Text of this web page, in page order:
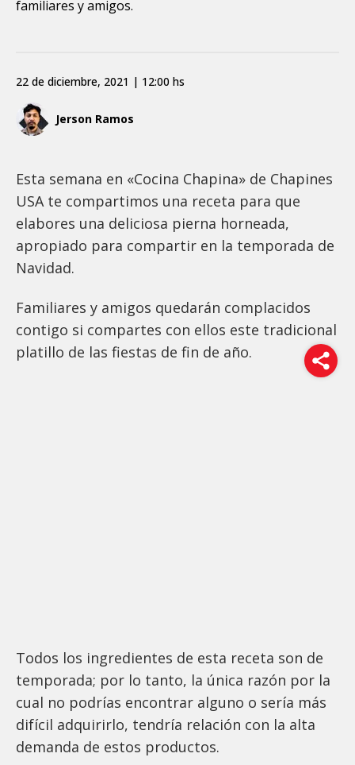
familiares y amigos.
Jerson Ramos
22 de diciembre, 2021 | 12:00 hs
Esta semana en «Cocina Chapina» de Chapines
USA te compartimos una receta para que
elabores una deliciosa pierna horneada,
apropiado para compartir en la temporada de
Navidad.
Familiares y amigos quedarán complacidos
contigo si compartes con ellos este tradicional
platillo de las fiestas de fin de año.
Todos los ingredientes de esta receta son de
temporada; por lo tanto, la única razón por la
cual no podrías encontrar alguno o sería más
difícil adquirirlo, tendría relación con la alta
demanda de estos productos.